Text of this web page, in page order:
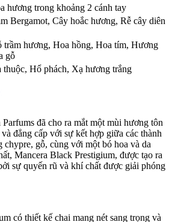
hương trong khoảng 2 cánh tay
Bergamot, Cây hoắc hương, Rễ cây diên
trầm hương, Hoa hồng, Hoa tím, Hương
gỗ
thuộc, Hổ phách, Xạ hương trắng
đã cho ra mắt một mùi hương tôn
đẳng cấp với sự kết hợp giữa các thành
chypre, gỗ, cùng với một bó hoa và da
Mancera Black Prestigium, được tạo ra
sự quyến rũ và khí chất được giải phóng
có thiết kế chai mang nét sang trọng và